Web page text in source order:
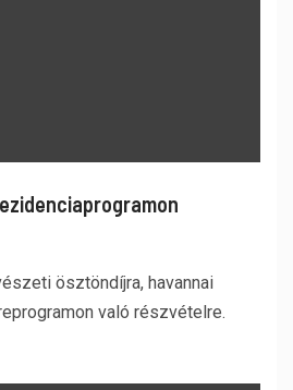
ösztöndíjra, havannai
való részvételre.